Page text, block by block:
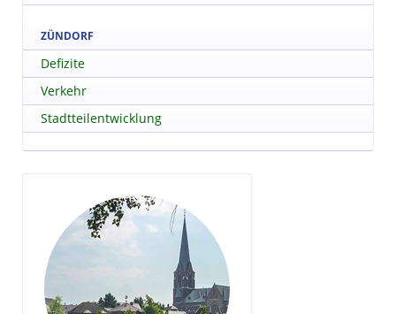
ZÜNDORF
Defizite
Verkehr
Stadtteilentwicklung